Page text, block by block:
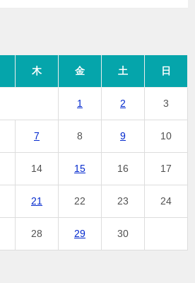
木 金 土 日
1 2 3
7 8 9 10
14 15 16 17
21 22 23 24
28 29 30